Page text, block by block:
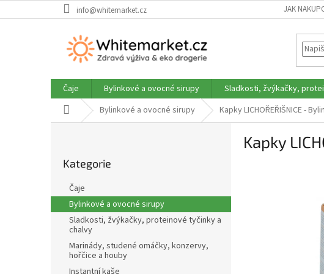
na
info@whitemarket.cz JAK
Čaje Bylinkové a ovocné sirupy Sladkosti, žvýkačky,
Domů Bylinkové a ovocné sirupy Kapky LICHOŘEŘIŠNICE -
a
n
kategorie
Kategorie
Čaje
Bylinkové a ovocné sirupy
Sladkosti, žvýkačky, proteinové tyčinky a
chalvy
Marinády, studené omáčky, konzervy,
hořčice a houby
Instantní kaše
Kapky